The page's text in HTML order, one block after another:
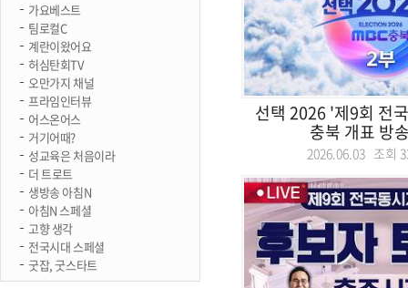
가요베스트
팀로컬C
계란이왔어요
허심탄회TV
오만가지 채널
프라임인터뷰
어스온어스
거기어때?
성교육은 처음이라
더 트로트
생방송 아침N
아침N 스페셜
고향 생각
전국시대 스페셜
굿잡, 굿스타트
선택 2026 '제9회 전
충북 개표 방
2026.06.03 조회